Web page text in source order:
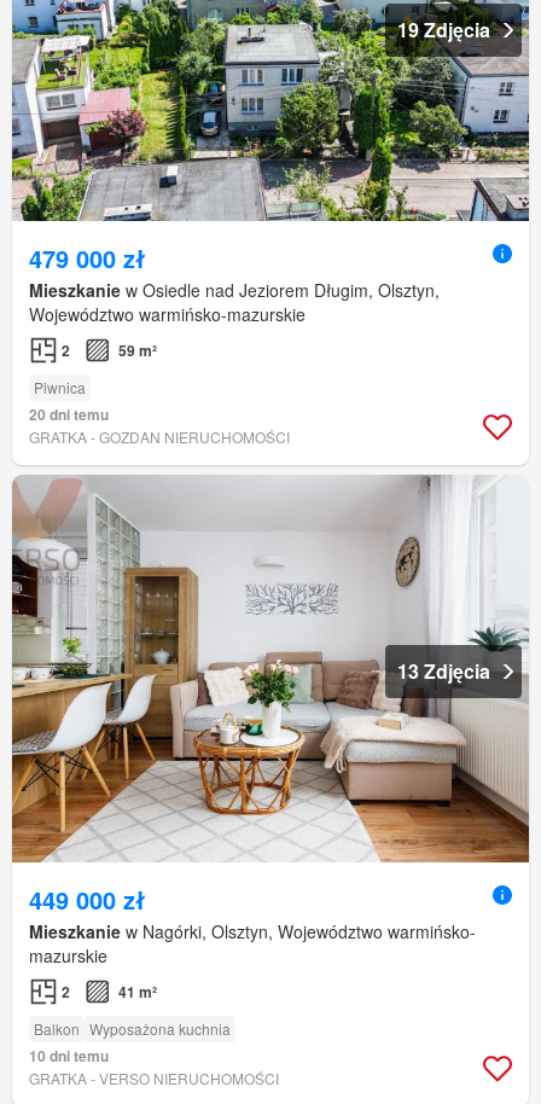
19 Zdjęcia
479 000 zł
Mieszkanie w Osiedle nad Jeziorem Długim, Olsztyn,
Województwo warmińsko-mazurskie
2 59 m²
Piwnica
20 dni temu
GRATKA - GOZDAN NIERUCHOMOŚCI
13 Zdjęcia
449 000 zł
Mieszkanie w Nagórki, Olsztyn, Województwo warmińsko-
mazurskie
2 41 m²
Balkon Wyposażona kuchnia
10 dni temu
GRATKA - VERSO NIERUCHOMOŚCI